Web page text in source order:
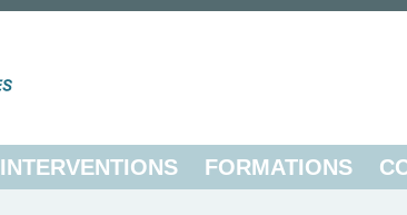
INTERVENTIONS FORMATIONS